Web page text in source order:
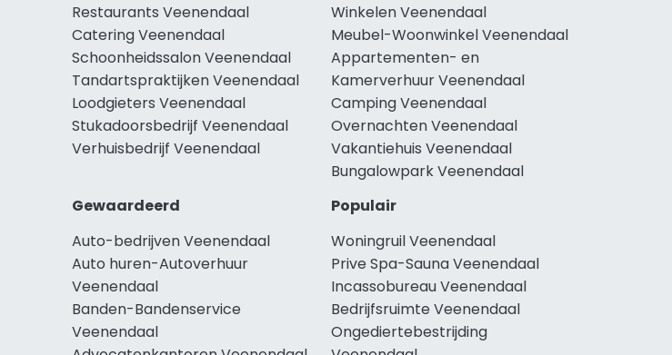
Restaurants Veenendaal
Catering Veenendaal
Schoonheidssalon Veenendaal
Tandartspraktijken Veenendaal
Loodgieters Veenendaal
Stukadoorsbedrijf Veenendaal
Verhuisbedrijf Veenendaal
Winkelen Veenendaal
Meubel-Woonwinkel Veenendaal
Appartementen- en
Kamerverhuur Veenendaal
Camping Veenendaal
Overnachten Veenendaal
Vakantiehuis Veenendaal
Bungalowpark Veenendaal
Gewaardeerd
Auto-bedrijven Veenendaal
Auto huren-Autoverhuur
Veenendaal
Banden-Bandenservice
Veenendaal
Populair
Woningruil Veenendaal
Prive Spa-Sauna Veenendaal
Incassobureau Veenendaal
Bedrijfsruimte Veenendaal
Ongediertebestrijding